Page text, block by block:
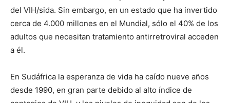
del VIH/sida. Sin embargo, en un estado que ha invertido
cerca de 4.000 millones en el Mundial, sólo el 40% de los
adultos que necesitan tratamiento antirretroviral acceden
a él.
En Sudáfrica la esperanza de vida ha caído nueve años
desde 1990, en gran parte debido al alto índice de